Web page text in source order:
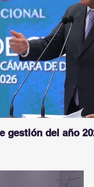
gestión del año